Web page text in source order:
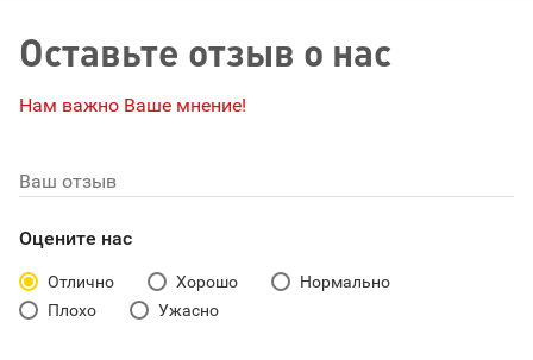
Оставьте отзыв о нас
Нам важно Ваше мнение!
Ваш отзыв
Оцените нас
Отлично Хорошо
Нормально
Плохо
Ужасно